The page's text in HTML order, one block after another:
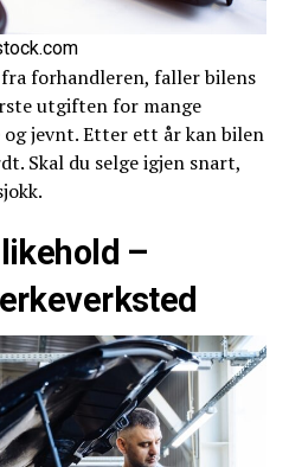
forhandleren, faller bilens
utgiften for mange
jevnt. Etter ett år kan bilen
Skal du selge igjen snart,
–